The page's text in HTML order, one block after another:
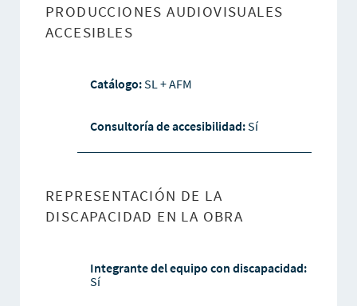
PRODUCCIONES AUDIOVISUALES
ACCESIBLES
Catálogo:SL + AFM
Consultoría de accesibilidad:Sí
REPRESENTACIÓN DE LA
DISCAPACIDAD EN LA OBRA
Integrante del equipo con discapacidad:
Sí